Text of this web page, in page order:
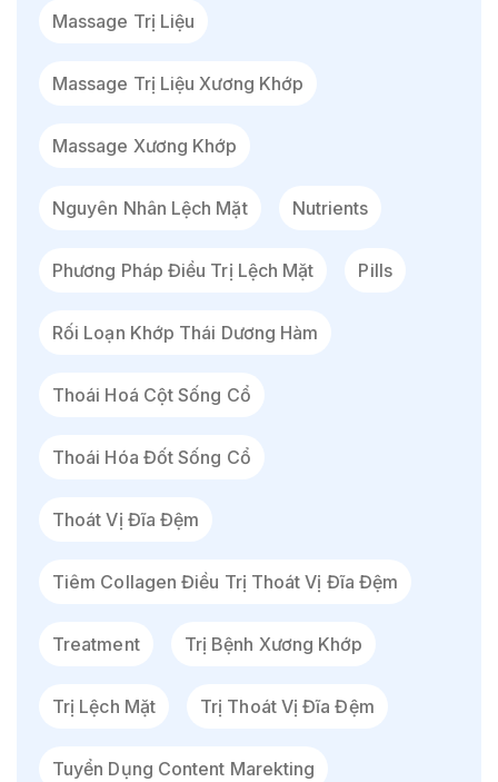
Massage Trị Liệu
Massage Trị Liệu Xương Khớp
Massage Xương Khớp
Nguyên Nhân Lệch Mặt Nutrients
Phương Pháp Điều Trị Lệch Mặt Pills
Rối Loạn Khớp Thái Dương Hàm
Thoái Hoá Cột Sống Cổ
Thoái Hóa Đốt Sống Cổ
Thoát Vị Đĩa Đệm
Tiêm Collagen Điều Trị Thoát Vị Đĩa Đệm
Treatment Trị Bệnh Xương Khớp
Trị Lệch Mặt Trị Thoát Vị Đĩa Đệm
Tuyển Dụng Content Marekting